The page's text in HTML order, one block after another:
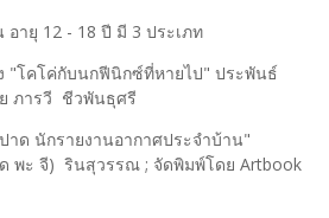
ายุ 12 - 18 ปี มี 3 ประเภท
"โคโค่กับนกฟีนิกซ์ที่หายไป" ประพันธ์
ภารวี ชีวพันธุศรี
าด นักรายงานอากาศประจำบ้าน"
พะ จี) รินสุวรรณ ; จัดพิมพ์โดย Artbook